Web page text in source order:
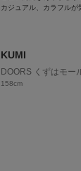
shoes▶︎24.5 (L/38)
カジュアル、カラフルが
KUMI
DOORS くずはモー
158cm